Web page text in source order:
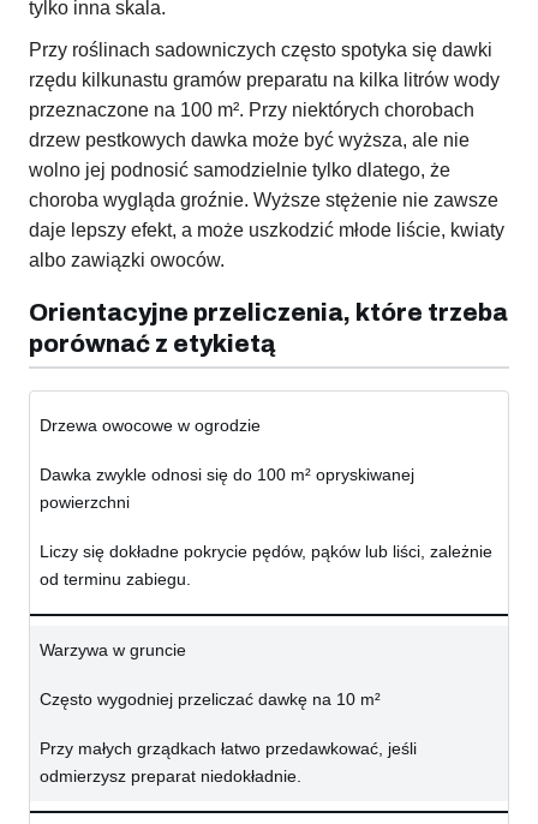
tylko inna skala.
Przy roślinach sadowniczych często spotyka się dawki
rzędu kilkunastu gramów preparatu na kilka litrów wody
przeznaczone na 100 m². Przy niektórych chorobach
drzew pestkowych dawka może być wyższa, ale nie
wolno jej podnosić samodzielnie tylko dlatego, że
choroba wygląda groźnie. Wyższe stężenie nie zawsze
daje lepszy efekt, a może uszkodzić młode liście, kwiaty
albo zawiązki owoców.
Orientacyjne przeliczenia, które trzeba
porównać z etykietą
Drzewa owocowe w ogrodzie
Dawka zwykle odnosi się do 100 m² opryskiwanej
powierzchni
Liczy się dokładne pokrycie pędów, pąków lub liści, zależnie
od terminu zabiegu.
Warzywa w gruncie
Często wygodniej przeliczać dawkę na 10 m²
Przy małych grządkach łatwo przedawkować, jeśli
odmierzysz preparat niedokładnie.